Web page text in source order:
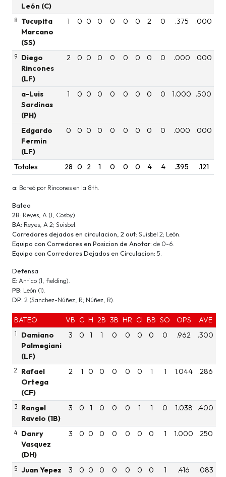
León (C)
8
Tucupita
Marcano
(SS)
1 0 0 0 0 0 0 2 0 .375 .000
9
Diego
Rincones
(LF)
2 0 0 0 0 0 0 0 0 .000 .000
a-Luis
Sardinas
(PH)
1 0 0 0 0 0 0 0 0 1.000 .500
Edgardo
Fermin
(LF)
0 0 0 0 0 0 0 0 0 .000 .000
Totales 28 0 2 1 0 0 0 4 4 .395 .121
a: Bateó por Rincones en la 8th.
Bateo
2B: Reyes, A (1, Cosby).
BA: Reyes, A 2; Suisbel.
Corredores dejados en circulacion, 2 out: Suisbel 2; León.
Equipo con Corredores en Posicion de Anotar: de 0-6.
Equipo con Corredores Dejados en Circulacion: 5.
Defensa
E: Antico (1, fielding).
PB: León (1).
DP: 2 (Sanchez-Núñez, R; Núñez, R).
BATEO VB C H 2B 3B HR CI BB SO OPS AVE
1
Damiano
Palmegiani
(LF)
3 0 1 1 0 0 0 0 0 .962 .300
2
Rafael
Ortega
(CF)
2 1 0 0 0 0 0 1 1 1.044 .286
3
Rangel
Ravelo (1B)
3 0 1 0 0 0 1 1 0 1.038 .400
4
Danry
Vasquez
(DH)
3 0 0 0 0 0 0 0 1 1.000 .250
5 Juan Yepez
3 0 0 0 0 0 0 0 1 .416 .083